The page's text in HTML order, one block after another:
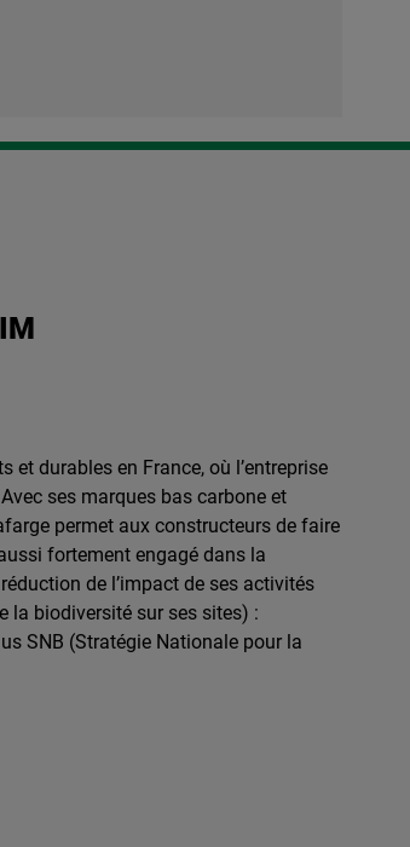
durables en France, où l’entreprise
ses marques bas carbone et
permet aux constructeurs de faire
fortement engagé dans la
de l’impact de ses activités
la biodiversité sur ses sites) :
SNB (Stratégie Nationale pour la